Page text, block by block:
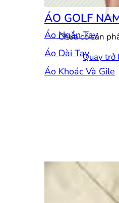
Chưa có sản
Quay trở
ÁO GOLF
Áo Ngắn Tay
Áo Dài Tay
Áo Khoác Và Gile